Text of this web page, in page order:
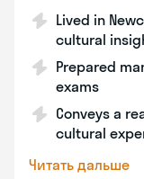
Lived in
cultural
Prepared
exams
Conveys a
cultural
Читать дальше